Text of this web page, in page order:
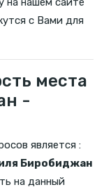
с Вами для
места
-
является :
Биробиджан
на данный